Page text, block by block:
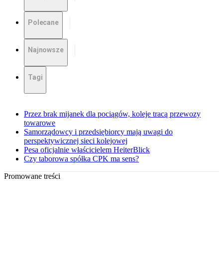
Polecane
Najnowsze
Tagi
Przez brak mijanek dla pociągów, koleje tracą przewozy
towarowe
Samorządowcy i przedsiębiorcy mają uwagi do
perspektywicznej sieci kolejowej
Pesa oficjalnie właścicielem HeiterBlick
Czy taborowa spółka CPK ma sens?
Promowane treści